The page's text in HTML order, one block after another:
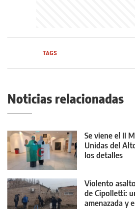
TAGS
Noticias relacionadas
Se viene el II
Unidas del
los detalles
Violento
de Cipolletti:
amenazada y